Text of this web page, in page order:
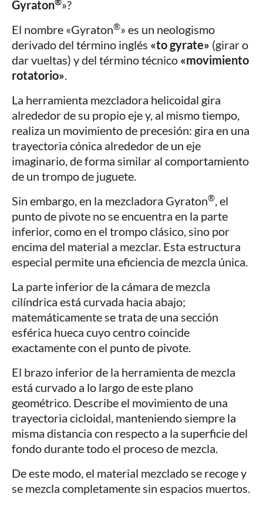
Gyraton »?
El nombre «Gyraton®» es un neologismo
derivado del término inglés «to gyrate» (girar o
dar vueltas) y del término técnico «movimiento
rotatorio».
La herramienta mezcladora helicoidal gira
alrededor de su propio eje y, al mismo tiempo,
realiza un movimiento de precesión: gira en una
trayectoria cónica alrededor de un eje
imaginario, de forma similar al comportamiento
de un trompo de juguete.
Sin embargo, en la mezcladora Gyraton®, el
punto de pivote no se encuentra en la parte
inferior, como en el trompo clásico, sino por
encima del material a mezclar. Esta estructura
especial permite una eficiencia de mezcla única.
La parte inferior de la cámara de mezcla
cilíndrica está curvada hacia abajo;
matemáticamente se trata de una sección
esférica hueca cuyo centro coincide
exactamente con el punto de pivote.
El brazo inferior de la herramienta de mezcla
está curvado a lo largo de este plano
geométrico. Describe el movimiento de una
trayectoria cicloidal, manteniendo siempre la
misma distancia con respecto a la superficie del
fondo durante todo el proceso de mezcla.
De este modo, el material mezclado se recoge y
se mezcla completamente sin espacios muertos.